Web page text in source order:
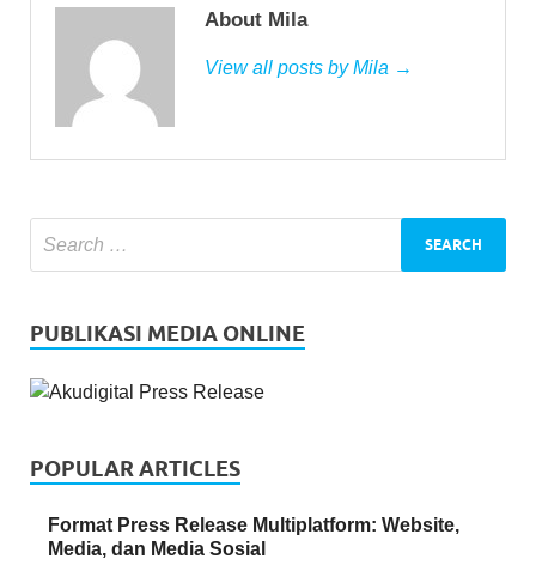
About Mila
View all posts by Mila →
PUBLIKASI MEDIA ONLINE
POPULAR ARTICLES
Format Press Release Multiplatform: Website,
Media, dan Media Sosial